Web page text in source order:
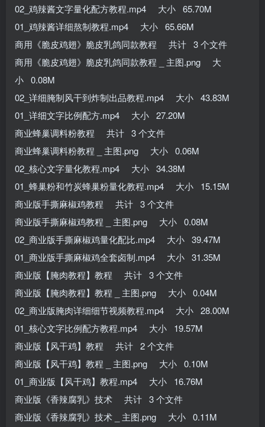
02_鸡辣酱文字量化配方教程.mp4 大小 65.70M
01_鸡辣酱详细熬制教程.mp4 大小 65.66M
商用《脆皮鸡翅》脆皮乳鸽同款教程 共计 3 个文件
商用《脆皮鸡翅》脆皮乳鸽同款教程 _ 主图.png 大
小 0.08M
02_详细腌制风干到炸制出品教程.mp4 大小 43.83M
01_详细文字比例配方.mp4 大小 27.20M
商业蜂巢调料粉教程 共计 3 个文件
商业蜂巢调料粉教程 _ 主图.png 大小 0.06M
02_核心文字量化教程.mp4 大小 34.38M
01_蜂巢粉和竹炭蜂巢粉量化教程.mp4 大小 15.15M
商业版手撕麻椒鸡教程 共计 3 个文件
商业版手撕麻椒鸡教程 _ 主图.png 大小 0.08M
02_商业版手撕麻椒鸡量化配比.mp4 大小 39.47M
01_商业版手撕麻椒鸡全套卤制.mp4 大小 31.35M
商业版【腌肉教程】教程 共计 3 个文件
商业版【腌肉教程】教程 _ 主图.png 大小 0.04M
02_商业版腌肉详细细节视频教程.mp4 大小 28.00M
01_核心文字比例配方教程.mp4 大小 19.57M
商业版【风干鸡】教程 共计 2 个文件
商业版【风干鸡】教程 _ 主图.png 大小 0.10M
01_商业版【风干鸡】教程.mp4 大小 16.76M
商业版《香辣腐乳》技术 共计 3 个文件
商业版《香辣腐乳》技术 _ 主图.png 大小 0.11M